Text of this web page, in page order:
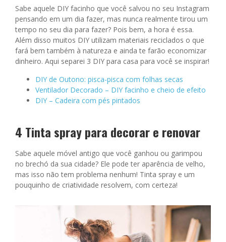
Sabe aquele DIY facinho que você salvou no seu Instagram
pensando em um dia fazer, mas nunca realmente tirou um
tempo no seu dia para fazer? Pois bem, a hora é essa.
Além disso muitos DIY utilizam materiais reciclados o que
fará bem também à natureza e ainda te farão economizar
dinheiro. Aqui separei 3 DIY para casa para você se inspirar!
DIY de Outono: pisca-pisca com folhas secas
Ventilador Decorado – DIY facinho e cheio de efeito
DIY – Cadeira com pés pintados
4 Tinta spray para decorar e renovar
Sabe aquele móvel antigo que você ganhou ou garimpou
no brechó da sua cidade? Ele pode ter aparência de velho,
mas isso não tem problema nenhum! Tinta spray e um
pouquinho de criatividade resolvem, com certeza!